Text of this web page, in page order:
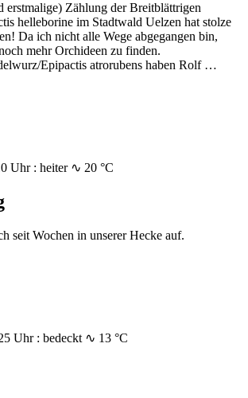
erstmalige) Zählung der Breitblättrigen
helleborine im Stadtwald Uelzen hat stolze
Da ich nicht alle Wege abgegangen bin,
mehr Orchideen zu finden.
Epipactis atrorubens haben Rolf …
Uhr : heiter ∿ 20 °C
seit Wochen in unserer Hecke auf.
Uhr : bedeckt ∿ 13 °C